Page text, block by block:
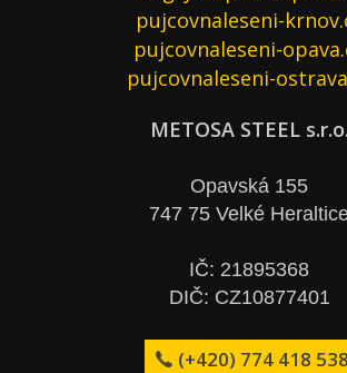
pujcovnaleseni-
pujcovnaleseni-
pujcovnaleseni-
METOSA STEEL s.r.o.
Opavská 155
747 75 Velké
IČ: 21895368
DIČ: CZ10877401
(+420) 774 418 538